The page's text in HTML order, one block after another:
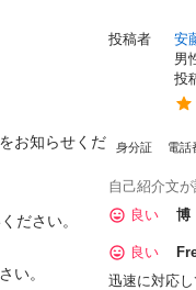
お知らせくだ
ださい。
い。
投稿者
安
男
投
身分証 電話
自己紹介文
良い
博
良い
迅速に対応